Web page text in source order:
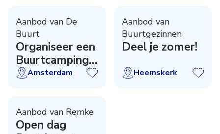
Aanbod van De
Buurt
Organiseer een
Buurtcamping
in zomer 2027!
Amsterdam
Aanbod van
Buurtgezinnen
Deel je zomer!
Heemskerk
Aanbod van Remke
Open dag